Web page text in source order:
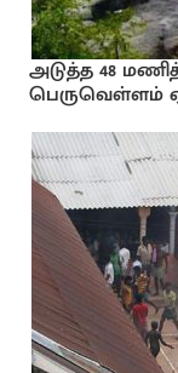
அடுத்த 48
பெருவெள்ளம்